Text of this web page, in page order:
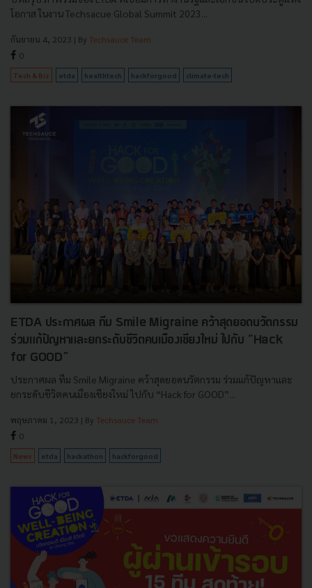
โอกาส ในงาน Techsacue Global Summit 2023...
กันยายน 4, 2023 | By Techsauce Team
0
Tech & Biz etda healthtech hackforgood climate-tech
ETDA ประกาศผล ทีม Smile Migraine คว้าสุดยอดนวัตกรรม
ร่วมแก้ปัญหาและยกระดับชีวิตคนเมืองเชียงใหม่ ไปกับ “Hack
for GOOD”
ประกาศผล ทีม Smile Migraine คว้าสุดยอดนวัตกรรม ร่วมแก้ปัญหาและ
ยกระดับชีวิตคนเมืองเชียงใหม่ ไปกับ “Hack for GOOD”...
พฤษภาคม 1, 2023 | By Techsauce Team
0
News etda hackathon hackforgood